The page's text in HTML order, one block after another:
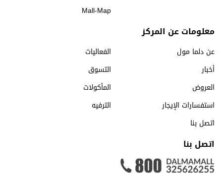
Mall-Map
معلومات عن المركز
عن دلما مول
الفعاليات
أخبار
التسوق
العروض
المأكولات
استفسارات الإيجار
الترفيه
اتصل بنا
اتصل بنا